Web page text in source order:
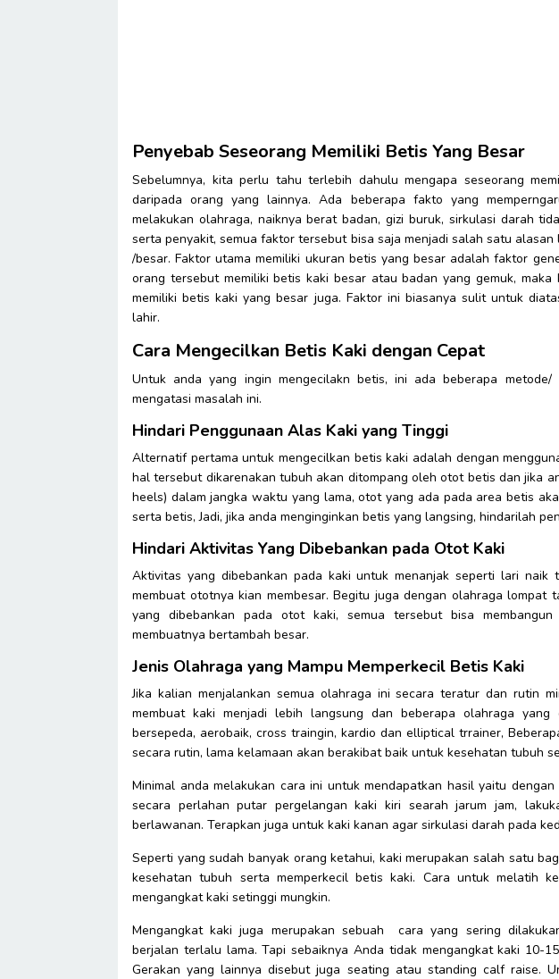
Penyebab Seseorang Memiliki Betis Yang Besar
Sebelumnya, kita perlu tahu terlebih dahulu mengapa seseorang
daripada orang yang lainnya. Ada beberapa fakto yang
melakukan olahraga, naiknya berat badan, gizi buruk, sirkulasi darah
serta penyakit, semua faktor tersebut bisa saja menjadi salah satu
/besar. Faktor utama memiliki ukuran betis yang besar adalah faktor
orang tersebut memiliki betis kaki besar atau badan yang gemuk,
memiliki betis kaki yang besar juga. Faktor ini biasanya sulit untuk
lahir.
Cara Mengecilkan Betis Kaki dengan Cepat
Untuk anda yang ingin mengecilakn betis, ini ada beberapa
mengatasi masalah ini.
Hindari Penggunaan Alas Kaki yang Tinggi
Alternatif pertama untuk mengecilkan betis kaki adalah dengan
hal tersebut dikarenakan tubuh akan ditompang oleh otot betis dan jika
heels) dalam jangka waktu yang lama, otot yang ada pada area betis
serta betis, Jadi, jika anda menginginkan betis yang langsing, hindarilah
Hindari Aktivitas Yang Dibebankan pada Otot Kaki
Aktivitas yang dibebankan pada kaki untuk menanjak seperti lari naik
membuat ototnya kian membesar. Begitu juga dengan olahraga lompat
yang dibebankan pada otot kaki, semua tersebut bisa
membuatnya bertambah besar.
Jenis Olahraga yang Mampu Memperkecil Betis Kaki
Jika kalian menjalankan semua olahraga ini secara teratur dan rutin
membuat kaki menjadi lebih langsung dan beberapa olahraga yang
bersepeda, aerobaik, cross traingin, kardio dan elliptical trrainer,
secara rutin, lama kelamaan akan berakibat baik untuk kesehatan tubuh
Minimal anda melakukan cara ini untuk mendapatkan hasil yaitu
secara perlahan putar pergelangan kaki kiri searah jarum jam,
berlawanan. Terapkan juga untuk kaki kanan agar sirkulasi darah pada
Seperti yang sudah banyak orang ketahui, kaki merupakan salah satu
kesehatan tubuh serta memperkecil betis kaki. Cara untuk melatih
mengangkat kaki setinggi mungkin.
Mengangkat kaki juga merupakan sebuah cara yang sering
berjalan terlalu lama. Tapi sebaiknya Anda tidak mengangkat kaki 10-
Gerakan yang lainnya disebut juga seating atau standing calf raise.